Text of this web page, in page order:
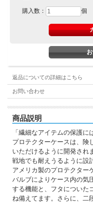
購入数： 個
返品についての詳細はこちら
お問い合わせ
商品説明
「繊細なアイテムの保護に
プロテクターケースは、険
いただけるように開発され
戦地でも耐えうるように設
アメリカ製のプロテクター
バルブによりケース内の気
する機能と、フタについた
ね備えてます。さらに、二